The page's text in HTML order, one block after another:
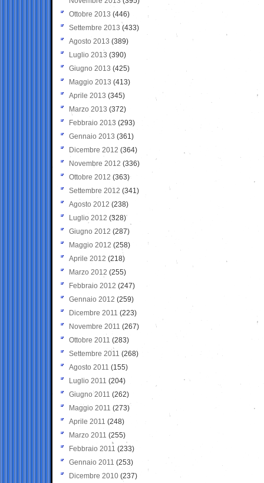
Ottobre 2013 (446)
Settembre 2013 (433)
Agosto 2013 (389)
Luglio 2013 (390)
Giugno 2013 (425)
Maggio 2013 (413)
Aprile 2013 (345)
Marzo 2013 (372)
Febbraio 2013 (293)
Gennaio 2013 (361)
Dicembre 2012 (364)
Novembre 2012 (336)
Ottobre 2012 (363)
Settembre 2012 (341)
Agosto 2012 (238)
Luglio 2012 (328)
Giugno 2012 (287)
Maggio 2012 (258)
Aprile 2012 (218)
Marzo 2012 (255)
Febbraio 2012 (247)
Gennaio 2012 (259)
Dicembre 2011 (223)
Novembre 2011 (267)
Ottobre 2011 (283)
Settembre 2011 (268)
Agosto 2011 (155)
Luglio 2011 (204)
Giugno 2011 (262)
Maggio 2011 (273)
Aprile 2011 (248)
Marzo 2011 (255)
Febbraio 2011 (233)
Gennaio 2011 (253)
Dicembre 2010 (237)